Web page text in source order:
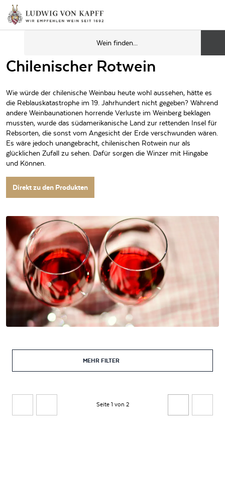
Chilenischer Rotwein
Wie würde der chilenische Weinbau heute wohl aussehen, hätte es
die Reblauskatastrophe im 19. Jahrhundert nicht gegeben? Während
andere Weinbaunationen horrende Verluste im Weinberg beklagen
mussten, wurde das südamerikanische Land zur rettenden Insel für
Rebsorten, die sonst vom Angesicht der Erde verschwunden wären.
Es wäre jedoch unangebracht, chilenischen Rotwein nur als
glücklichen Zufall zu sehen. Dafür sorgen die Winzer mit Hingabe
und Können.
Direkt zu den Produkten
MEHR FILTER
Seite 1 von 2